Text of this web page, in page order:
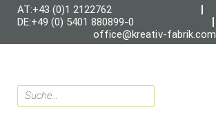
AT:+43 (0)1 2122762
DE:+49 (0) 5401 880899-0
office@kreativ-fabrik.com